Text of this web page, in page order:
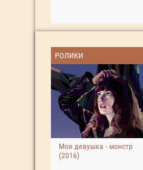
РОЛИКИ
Моя девушка - монстр
(2016)